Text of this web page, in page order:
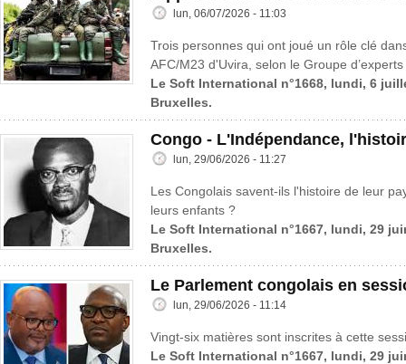
lun, 06/07/2026 - 11:03
Trois personnes qui ont joué un rôle clé
AFC/M23 d'Uvira, selon le Groupe
Le Soft International n°1668, lundi, 6
Bruxelles.
Congo - L'Indépendance,
lun, 29/06/2026 - 11:27
Les Congolais savent-ils l'histoire de leur
leurs enfants ?
Le Soft International n°1667, lundi, 29
Bruxelles.
Le Parlement congolais en
lun, 29/06/2026 - 11:14
Vingt-six matières sont inscrites à cette
Le Soft International n°1667, lundi, 29